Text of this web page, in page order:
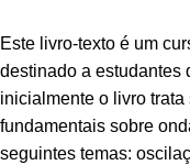
Este livro-texto é um
destinado a estudantes
inicialmente o livro
fundamentais sobre
seguintes temas: